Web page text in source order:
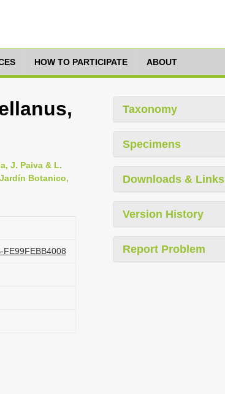
HOW TO PARTICIPATE ABOUT
J. Paiva & L.
Botanico,
FE99FEBB4008
Taxonomy
Specimens
Downloads & Links
Version History
Report Problem